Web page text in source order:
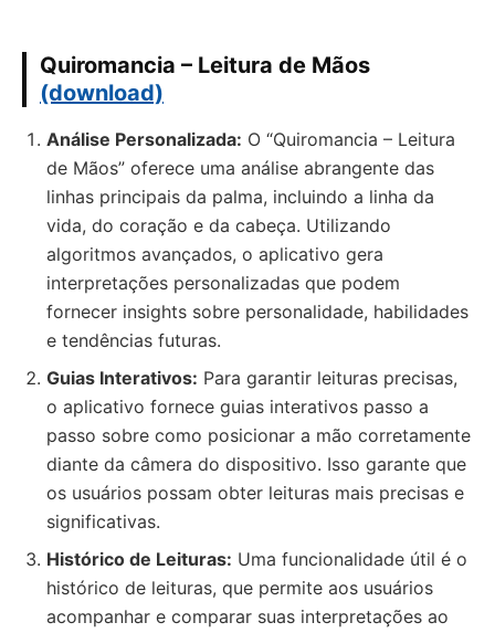
Quiromancia – Leitura de Mãos
(download)
Análise Personalizada: O “Quiromancia – Leitura
de Mãos” oferece uma análise abrangente das
linhas principais da palma, incluindo a linha da
vida, do coração e da cabeça. Utilizando
algoritmos avançados, o aplicativo gera
interpretações personalizadas que podem
fornecer insights sobre personalidade, habilidades
e tendências futuras.
Guias Interativos: Para garantir leituras precisas,
o aplicativo fornece guias interativos passo a
passo sobre como posicionar a mão corretamente
diante da câmera do dispositivo. Isso garante que
os usuários possam obter leituras mais precisas e
significativas.
Histórico de Leituras: Uma funcionalidade útil é o
histórico de leituras, que permite aos usuários
acompanhar e comparar suas interpretações ao